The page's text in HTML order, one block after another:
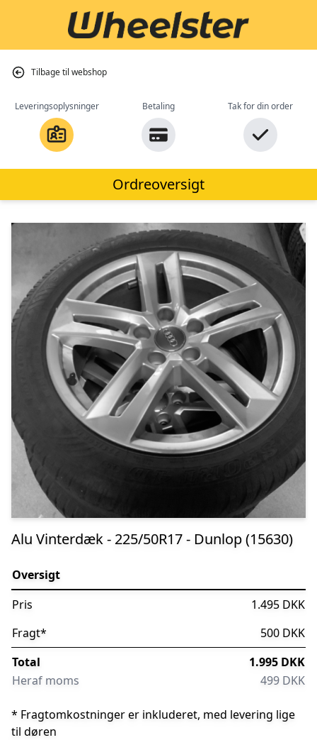
Tilbage til webshop
Leveringsoplysninger Betaling Tak for din order
Ordreoversigt
Alu Vinterdæk - 225/50R17 - Dunlop (15630)
Oversigt
Pris
1.495 DKK
Fragt*
500 DKK
Total
1.995 DKK
Heraf moms
499 DKK
* Fragtomkostninger er inkluderet, med levering lige
til døren